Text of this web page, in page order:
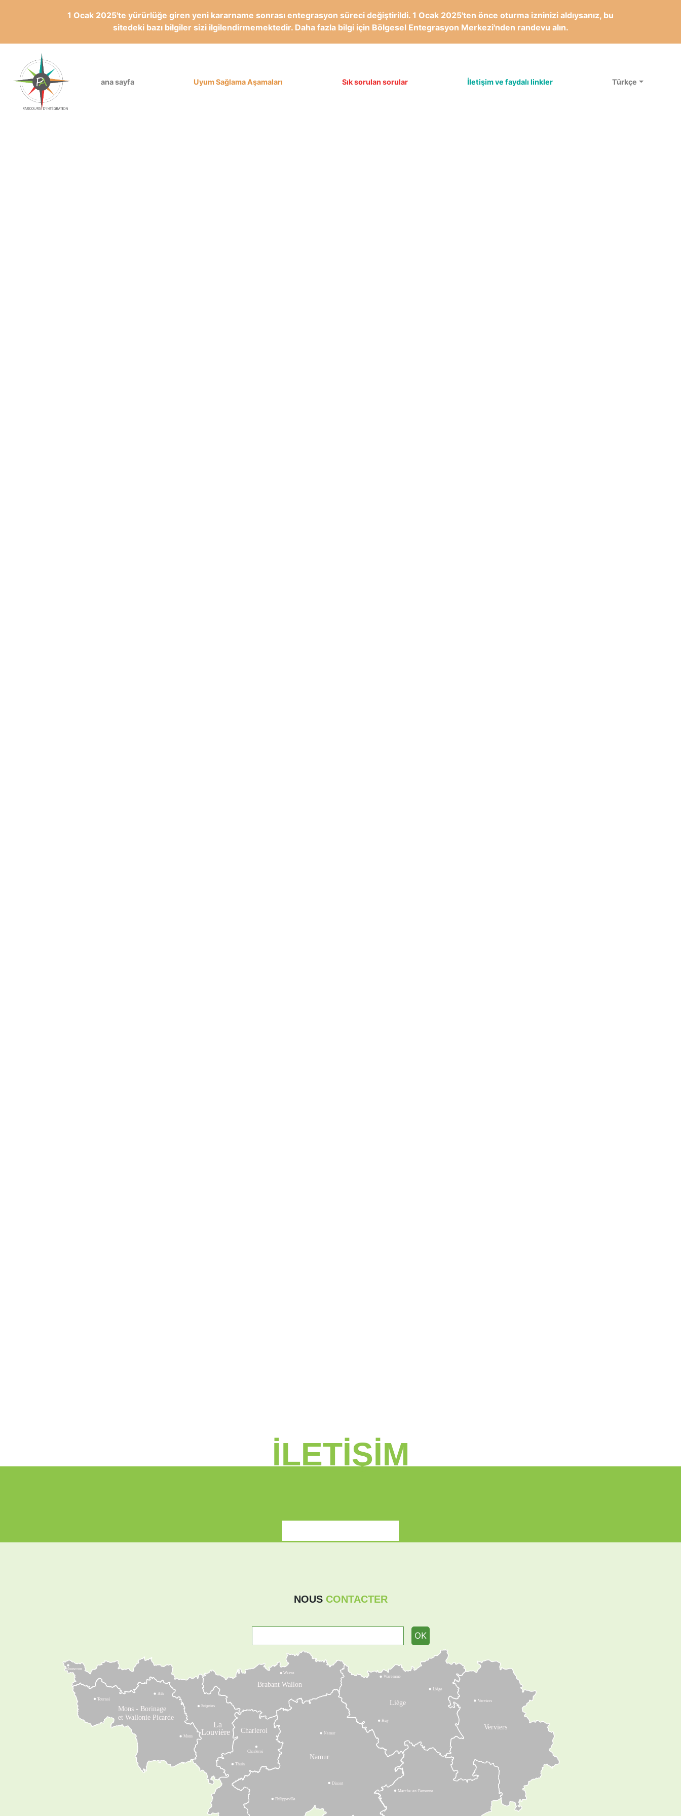
1 Ocak 2025'te yürürlüğe giren yeni kararname sonrası entegrasyon süreci değiştirildi. 1 Ocak 2025'ten önce oturma izninizi aldıysanız, bu
sitedeki bazı bilgiler sizi ilgilendirmemektedir. Daha fazla bilgi için Bölgesel Entegrasyon Merkezi'nden randevu alın.
ana sayfa Uyum Sağlama Aşamaları Sık sorulan sorular İletişim ve faydalı linkler Türkçe
İLETİŞİM
NOUS CONTACTER
OK
Mons - Borinage
et Wallonie Picarde
Tournai
Ath
Mons
La
Louvière
Mouscron
Soignies
Brabant Wallon
Wavre
Liège
Liège
Huy
Waremme
Verviers
Verviers
Namur
Namur
Dinant
Philippeville
Marche-en-Famenne
Charleroi
Charleroi
Thuin